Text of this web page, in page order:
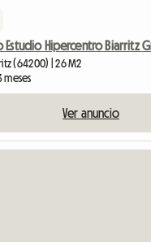
Estudio Hipercentro Biarritz
(64200) | 26 M2
meses
Ver anuncio